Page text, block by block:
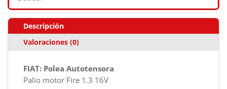
Descripción
Valoraciones (0)
FIAT: Polea Autotensora
Palio motor Fire 1.3 16V